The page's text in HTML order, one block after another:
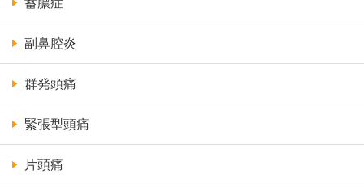
蓄膿症
副鼻腔炎
群発頭痛
緊張型頭痛
片頭痛